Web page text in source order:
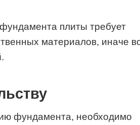
плиты требует
материалов, иначе
фундамента, необходимо